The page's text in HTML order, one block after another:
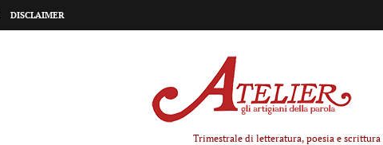
DISCLAIMER
Trimestrale di letteratura, poesia e scrittura